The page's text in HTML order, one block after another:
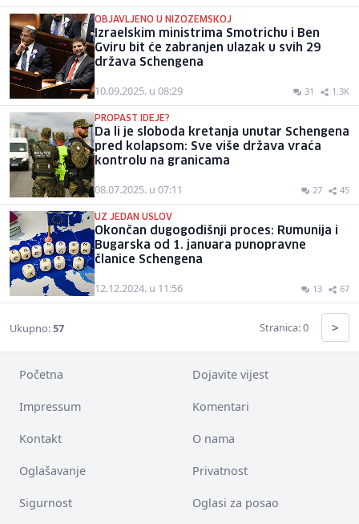
OBJAVLJENO U NIZOZEMSKOJ
Izraelskim ministrima Smotrichu i Ben
Gviru bit će zabranjen ulazak u svih 29
država Schengena
10.09.2025. u 08:29 31 1.3K
PROPAST IDEJE?
Da li je sloboda kretanja unutar Schengena
pred kolapsom: Sve više država vraća
kontrolu na granicama
08.07.2025. u 07:11 27 45
UZ JEDAN USLOV
Okončan dugogodišnji proces: Rumunija i
Bugarska od 1. januara punopravne
članice Schengena
12.12.2024. u 11:56 13 67
Ukupno:57 Stranica: 0 >
Početna Dojavite vijest
Impressum Komentari
Kontakt O nama
Oglašavanje Privatnost
Sigurnost Oglasi za posao